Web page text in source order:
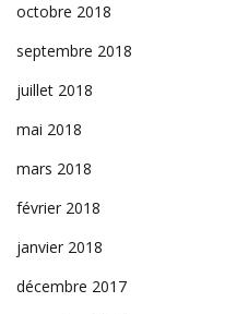
octobre 2018
septembre 2018
juillet 2018
mai 2018
mars 2018
février 2018
janvier 2018
décembre 2017